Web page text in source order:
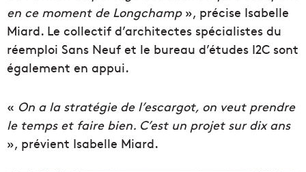
en ce moment de Longchamp», précise Isabelle
Miard. Le collectif d’architectes spécialistes du
réemploi Sans Neuf et le bureau d’études I2C sont
également en appui.
« On a la stratégie de l’escargot, on veut prendre
le temps et faire bien. C’est un projet sur dix ans
», prévient Isabelle Miard.